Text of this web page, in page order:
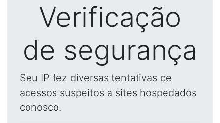
Verificação
de segurança
Seu IP fez diversas tentativas de
acessos suspeitos a sites hospedados
conosco.